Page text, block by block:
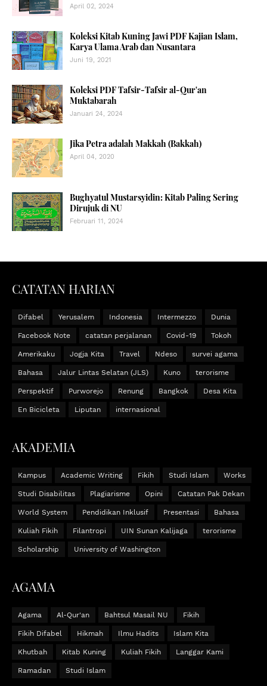
April 02, 2024
Koleksi Kitab Kuning Jawi PDF Kajian Islam,
Karya Ulama Arab dan Nusantara
Juni 19, 2021
Koleksi PDF Tafsir-Tafsir al-Qur'an
Muktabarah
Januari 24, 2024
Jika Petra adalah Makkah (Bakkah)
April 04, 2020
Bughyatul Mustarsyidin: Kitab Paling Sering
Dirujuk di NU
Februari 11, 2024
CATATAN HARIAN
Difabel Yerusalem Indonesia Intermezzo Dunia
Facebook Note catatan perjalanan Covid-19 Tokoh
Amerikaku Jogja Kita Travel Ndeso survei agama
Bahasa Jalur Lintas Selatan (JLS) Kuno terorisme
Perspektif Purworejo Renung Bangkok Desa Kita
En Bicicleta Liputan internasional
AKADEMIA
Kampus Academic Writing Fikih Studi Islam Works
Studi Disabilitas Plagiarisme Opini Catatan Pak Dekan
World System Pendidikan Inklusif Presentasi Bahasa
Kuliah Fikih Filantropi UIN Sunan Kalijaga terorisme
Scholarship University of Washington
AGAMA
Agama Al-Qur'an Bahtsul Masail NU Fikih
Fikih Difabel Hikmah Ilmu Hadits Islam Kita
Khutbah Kitab Kuning Kuliah Fikih Langgar Kami
Ramadan Studi Islam